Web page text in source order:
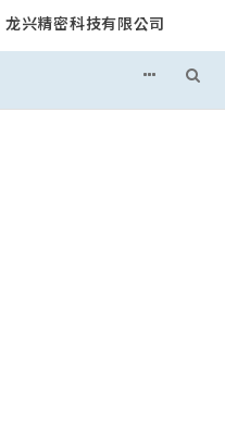
龙兴精密科技有限公司